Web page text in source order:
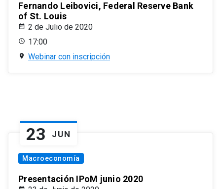
Fernando Leibovici, Federal Reserve Bank
of St. Louis
2 de Julio de 2020
17:00
Webinar con inscripción
23 JUN
Macroeconomía
Presentación IPoM junio 2020